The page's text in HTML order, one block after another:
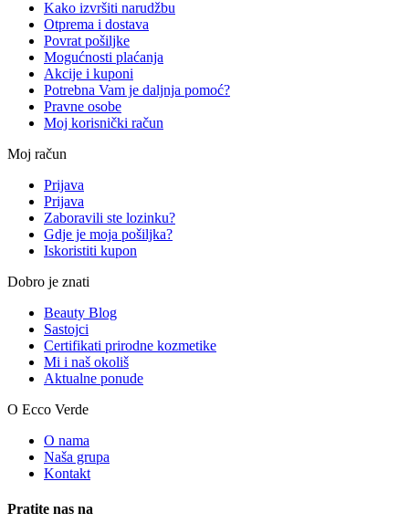
Kako izvršiti narudžbu
Otprema i dostava
Povrat pošiljke
Mogućnosti plaćanja
Akcije i kuponi
Potrebna Vam je daljnja pomoć?
Pravne osobe
Moj korisnički račun
Moj račun
Prijava
Prijava
Zaboravili ste lozinku?
Gdje je moja pošiljka?
Iskoristiti kupon
Dobro je znati
Beauty Blog
Sastojci
Certifikati prirodne kozmetike
Mi i naš okoliš
Aktualne ponude
O Ecco Verde
O nama
Naša grupa
Kontakt
Pratite nas na